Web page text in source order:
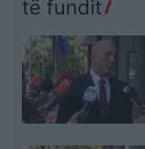
të fundit